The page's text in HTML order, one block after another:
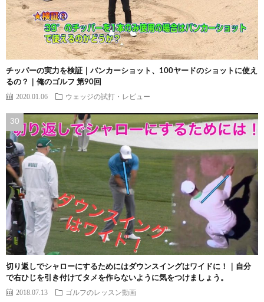
チッパーの実力を検証｜バンカーショット、100ヤードのショットに使え
るの？｜俺のゴルフ 第90回
2020.01.06 ウェッジの試打・レビュー
切り返しでシャローにするためにはダウンスイングはワイドに！｜自分
で右ひじを引き付けてタメを作らないように気をつけましょう。
2018.07.13 ゴルフのレッスン動画